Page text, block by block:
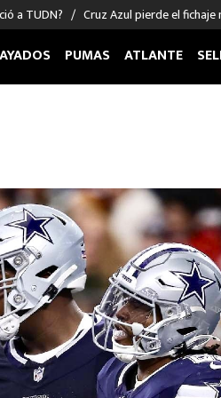
a TUDN? Cruz Azul pierde el
Giménez
Sergio
Giorgos
André
PUMAS ATLANTE